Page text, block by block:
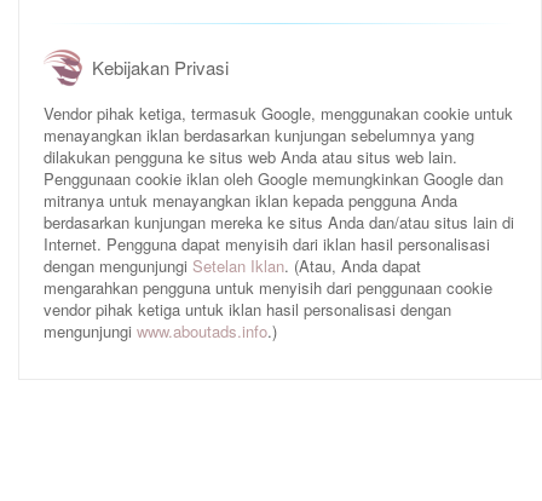
Kebijakan Privasi
Vendor pihak ketiga, termasuk Google, menggunakan cookie untuk
menayangkan iklan berdasarkan kunjungan sebelumnya yang
dilakukan pengguna ke situs web Anda atau situs web lain.
Penggunaan cookie iklan oleh Google memungkinkan Google dan
mitranya untuk menayangkan iklan kepada pengguna Anda
berdasarkan kunjungan mereka ke situs Anda dan/atau situs lain di
Internet. Pengguna dapat menyisih dari iklan hasil personalisasi
dengan mengunjungi Setelan Iklan. (Atau, Anda dapat
mengarahkan pengguna untuk menyisih dari penggunaan cookie
vendor pihak ketiga untuk iklan hasil personalisasi dengan
mengunjungi www.aboutads.info.)